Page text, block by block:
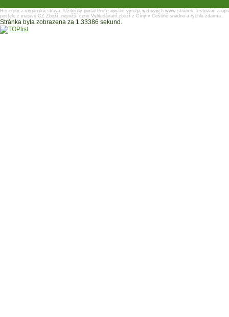
Recerpty a veganská strava. Užitečný portál Profesionální výroba webových www stránek Testování a
postele z masivu CZ Zboží, nejnižší ceny Vyhledávaní zboží z Číny v Češtině snadno a rychla zdarma..
Stránka byla zobrazena za 1.33386 sekund.